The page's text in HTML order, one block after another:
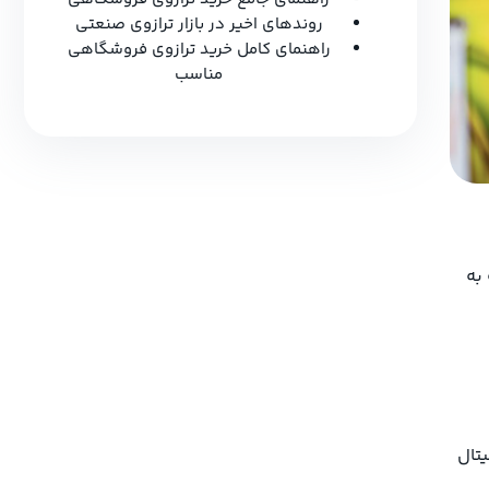
روندهای اخیر در بازار ترازوی صنعتی
راهنمای کامل خرید ترازوی فروشگاهی
مناسب